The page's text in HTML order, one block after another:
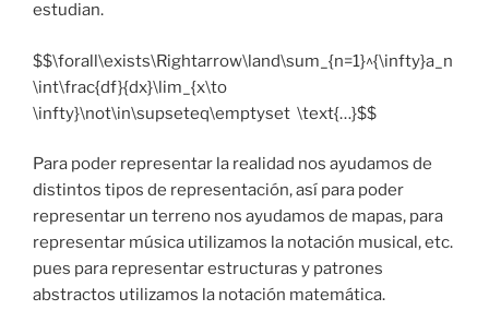
estudian.
$$\forall\exists\Rightarrow\land\sum_{n=1}^{\infty}a_n
\int\frac{df}{dx}\lim_{x\to
\infty}\not\in\supseteq\emptyset \text{…}$$
Para poder representar la realidad nos ayudamos de
distintos tipos de representación, así para poder
representar un terreno nos ayudamos de mapas, para
representar música utilizamos la notación musical, etc.
pues para representar estructuras y patrones
abstractos utilizamos la notación matemática.